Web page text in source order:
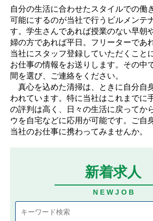
自分の生活に合わせたスタイルでの働
可能にするのが当社で行うビルメンテ
す。学生さんであれば授業のない早朝
婦の方であれば平日。フリーターであ
当社にスタッフ登録していただくこと
お仕事の情報をお送りします。その中
間を選び、ご連絡をください。
真心を込めた清掃は、ときに自分自
われています。特に当社はこれまでに
の評判は高く、日々の生活に戻ってか
ウを自宅などに応用が可能です。ご自
当社のお仕事に携わってみませんか。
新着求人
N E W J O B